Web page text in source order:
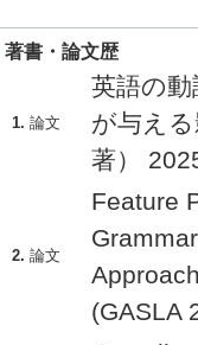
著書・論文歴
1. 論文
英語の
が与え
著）
2. 論文
Feature
(GASLA